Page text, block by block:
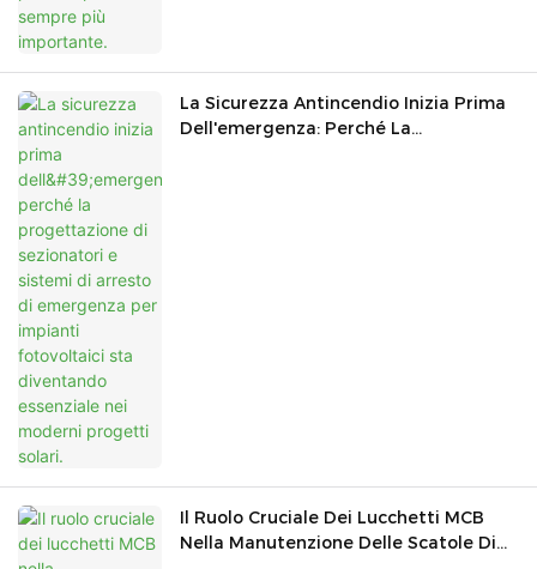
La Sicurezza Antincendio Inizia Prima
Dell'emergenza: Perché La
Il Ruolo Cruciale Dei Lucchetti MCB
Nella Manutenzione Delle Scatole Di